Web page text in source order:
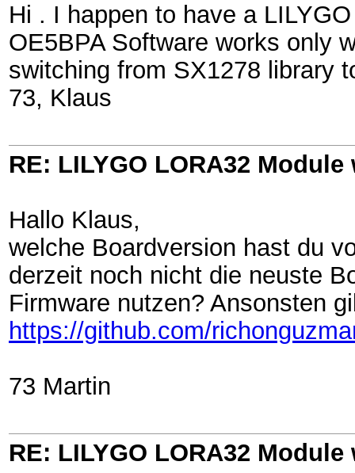
Hi . I happen to have a
OE5BPA Software works only
switching from SX1278 library
73, Klaus
RE: LILYGO LORA32 Module
Hallo Klaus,
welche Boardversion hast du
derzeit noch nicht die neuste
Firmware nutzen? Ansonsten
https://github.com/
73 Martin
RE: LILYGO LORA32 Module